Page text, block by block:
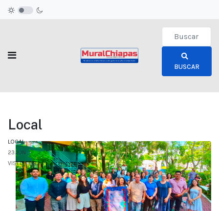
Type 2 or
BUSCAR
Local
LOCAL
23.JUN
VISTO: 1082